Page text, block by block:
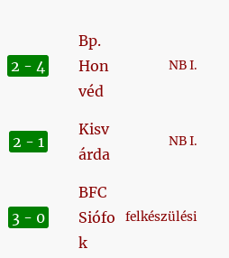
2 - 4
Bp.
Hon
véd
NB I.
2 - 1
Kisv
árda
NB I.
3 - 0
BFC
Siófo
k
felkészülési